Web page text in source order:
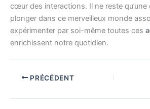
cœur des interactions. Il ne reste qu’une
plonger dans ce merveilleux monde
expérimenter par soi-même toutes ces
enrichissent notre quotidien.
PRÉCÉDENT